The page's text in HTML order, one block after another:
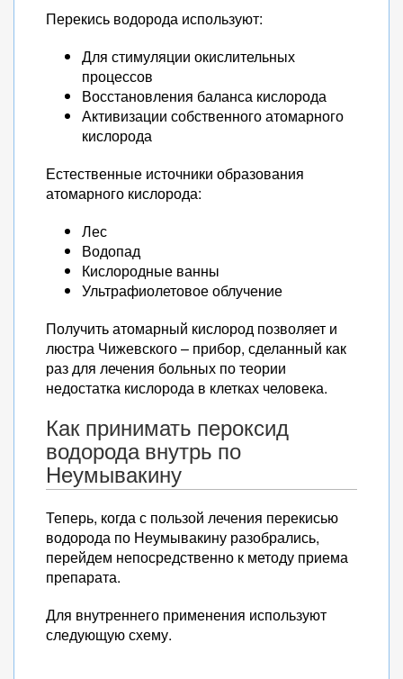
Перекись водорода используют:
Для стимуляции окислительных
процессов
Восстановления баланса кислорода
Активизации собственного атомарного
кислорода
Естественные источники образования
атомарного кислорода:
Лес
Водопад
Кислородные ванны
Ультрафиолетовое облучение
Получить атомарный кислород позволяет и
люстра Чижевского – прибор, сделанный как
раз для лечения больных по теории
недостатка кислорода в клетках человека.
Как принимать пероксид
водорода внутрь по
Неумывакину
Теперь, когда с пользой лечения перекисью
водорода по Неумывакину разобрались,
перейдем непосредственно к методу приема
препарата.
Для внутреннего применения используют
следующую схему.